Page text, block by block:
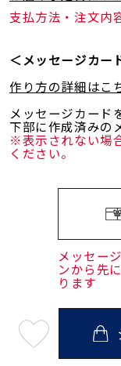
在庫
支払方法・注文内
＜メッセージカー
作り方の詳細はこ
メッセージカード
下部に作成済みの
※表示されない場
ください。
メッセー
ンから先
ります
08